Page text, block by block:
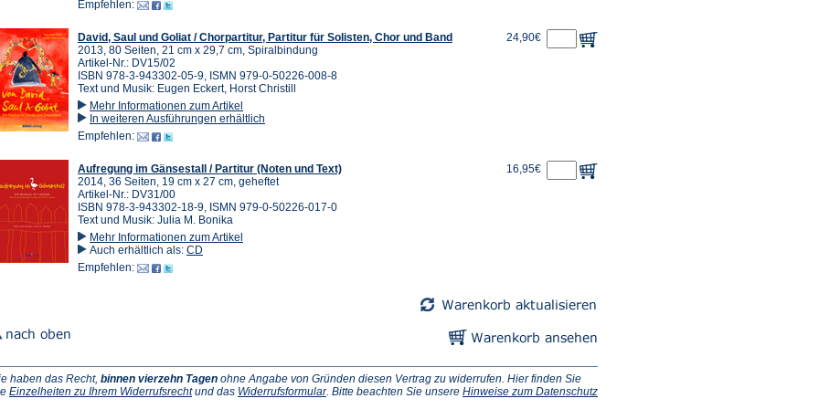
Empfehlen:
David, Saul und Goliat / Chorpartitur, Partitur für Solisten, Chor und Band
2013, 80 Seiten, 21 cm x 29,7 cm, Spiralbindung
Artikel-Nr.: DV15/02
ISBN 978-3-943302-05-9, ISMN 979-0-50226-008-8
Text und Musik: Eugen Eckert, Horst Christill
Mehr Informationen zum Artikel
In weiteren Ausführungen erhältlich
Empfehlen:
24,90€
Aufregung im Gänsestall / Partitur (Noten und Text)
2014, 36 Seiten, 19 cm x 27 cm, geheftet
Artikel-Nr.: DV31/00
ISBN 978-3-943302-18-9, ISMN 979-0-50226-017-0
Text und Musik: Julia M. Bonika
Mehr Informationen zum Artikel
Auch erhältlich als: CD
Empfehlen:
16,95€
haben das Recht, binnen vierzehn Tagen ohne Angabe von Gründen diesen Vertrag zu widerrufen. Hier finden Sie
Einzelheiten zu Ihrem Widerrufsrecht(Öffnet
und das Widerrufsformular(Öffnet
. Bitte beachten Sie unsere Hinweise zum Datenschutz